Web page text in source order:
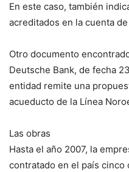
En este caso, también
acreditados en la cuenta
Otro documento
Deutsche Bank, de fecha
entidad remite una
acueducto de la Línea
Las obras
Hasta el año 2007, la
contratado en el país